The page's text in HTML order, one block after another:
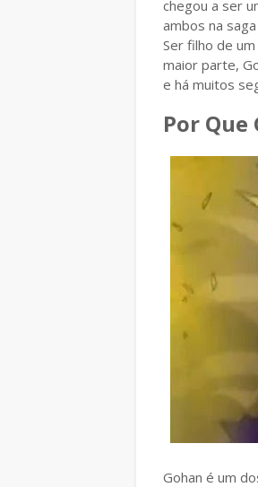
chegou a ser
ambos na
Ser filho de
maior parte,
e há muitos
Por
Gohan é um